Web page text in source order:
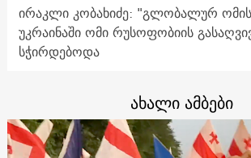
ირაკლი კობახიძე: "გლობალურ ომის
უკრაინაში ომი რუსოფობიის
სჭირდებოდა
ახალი ამბები